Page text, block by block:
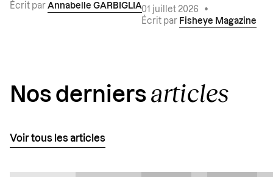
Écrit par Annabelle GARBIGLIA01 juillet 2026
•
Écrit par Fisheye Magazine
Nos derniers articles
Voir tous les articles